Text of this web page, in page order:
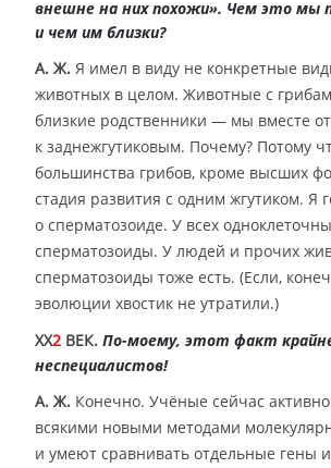
внешне на них похожи». Чем это мы
и чем им близки?
А. Ж. Я имел в виду не конкретные
животных в целом. Животные с
близкие родственники — мы вместе
к заднежгутиковым. Почему? Потому
большинства грибов, кроме высших
стадия развития с одним жгутиком. Я
о сперматозоиде. У всех
сперматозоиды. У людей и прочих
сперматозоиды тоже есть. (Если,
эволюции хвостик не утратили.)
XX2 ВЕК. По-моему, этот факт
неспециалистов!
А. Ж. Конечно. Учёные сейчас
всякими новыми методами
и умеют сравнивать отдельные гены